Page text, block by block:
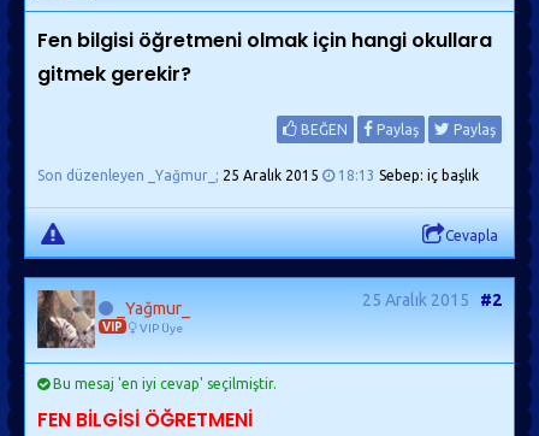
Fen bilgisi öğretmeni olmak için hangi okullara
gitmek gerekir?
BEĞEN Paylaş Paylaş
Son düzenleyen _Yağmur_; 25 Aralık 2015 18:13 Sebep: iç başlık
Cevapla
_Yağmur_
VIP VIP Üye
25 Aralık 2015 #2
Bu mesaj 'en iyi cevap' seçilmiştir.
FEN BİLGİSİ ÖĞRETMENİ